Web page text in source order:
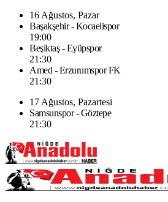
16 Ağustos, Pazar
Başakşehir - Kocaelispor
19:00
Beşiktaş - Eyüpspor
21:30
Amed - Erzurumspor FK
21:30
17 Ağustos, Pazartesi
Samsunspor - Göztepe
21:30